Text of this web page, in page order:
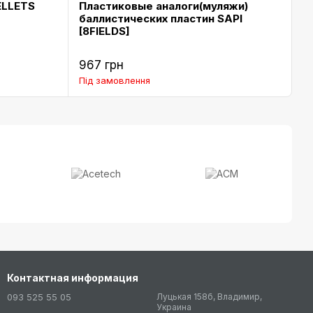
Пластиковые аналоги(муляжи)
баллистических пластин SAPI
[8FIELDS]
967 грн
Під замовлення
Контактная информация
093 525 55 05
Луцькая 158б, Владимир,
Украина